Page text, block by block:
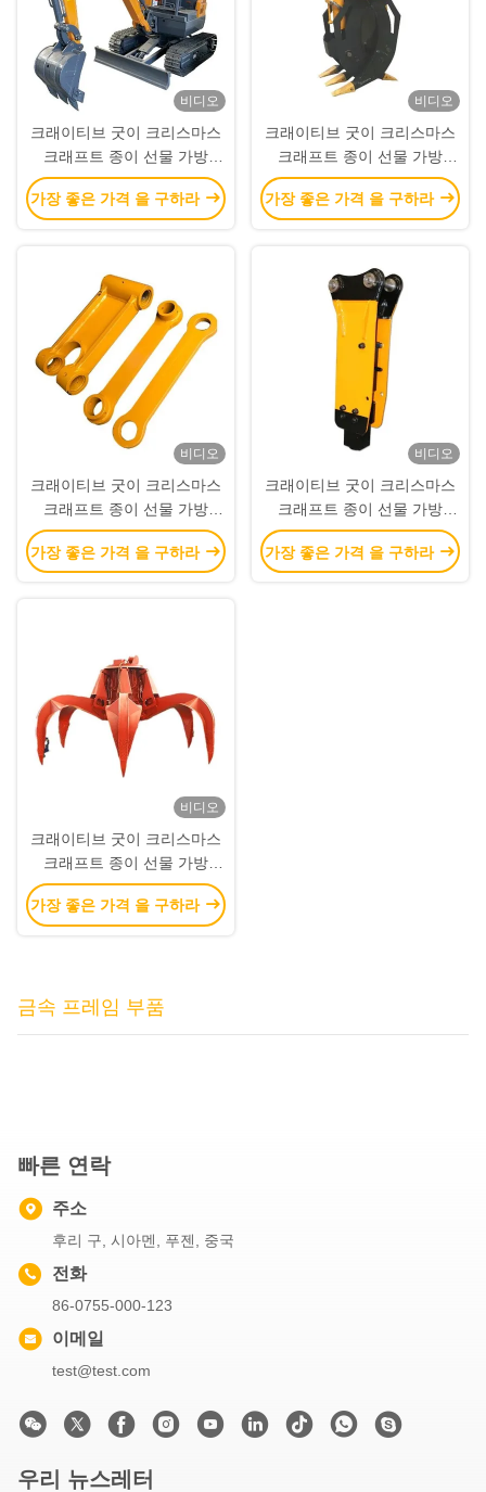
비디오
크래이티브 굿이 크리스마스
크래프트 종이 선물 가방
Xmas 장식 파티에 자신의 로
고와
가장 좋은 가격 을 구하라
비디오
크래이티브 굿이 크리스마스
크래프트 종이 선물 가방
Xmas 장식 파티에 자신의 로
고와
가장 좋은 가격 을 구하라
비디오
크래이티브 굿이 크리스마스
크래프트 종이 선물 가방
Xmas 장식 파티에 자신의 로
고와
가장 좋은 가격 을 구하라
비디오
크래이티브 굿이 크리스마스
크래프트 종이 선물 가방
Xmas 장식 파티에 자신의 로
고와
가장 좋은 가격 을 구하라
비디오
크래이티브 굿이 크리스마스
크래프트 종이 선물 가방
Xmas 장식 파티에 자신의 로
고와
가장 좋은 가격 을 구하라
금속 프레임 부품
빠른 연락
주소
후리 구, 시아멘, 푸젠, 중국
전화
86-0755-000-123
이메일
test@test.com
우리 뉴스레터